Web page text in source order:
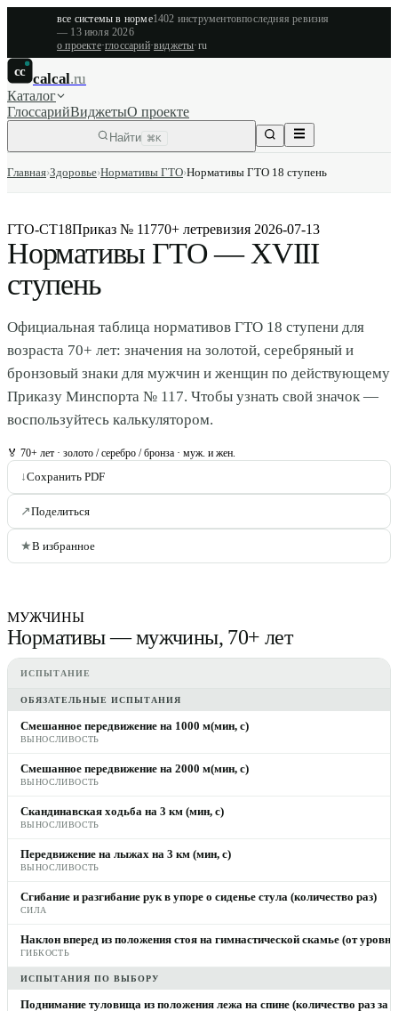
все системы в норме1402 инструментовпоследняя ревизия
— 13 июля 2026
о проекте·глоссарий·виджеты·ru
cc calcal.ru
Каталог
ГлоссарийВиджетыО проекте
Найти ⌘K
Главная›Здоровье›Нормативы ГТО›Нормативы ГТО 18 ступень
ГТО-СТ18Приказ № 11770+ летревизия 2026-07-13
Нормативы ГТО — XVIII
ступень
Официальная таблица нормативов ГТО 18 ступени для
возраста 70+ лет: значения на золотой, серебряный и
бронзовый знаки для мужчин и женщин по действующему
Приказу Минспорта № 117. Чтобы узнать свой значок —
воспользуйтесь калькулятором.
🏅 70+ лет · золото / серебро / бронза · муж. и жен.
↓Сохранить PDF
↗Поделиться
★В избранное
МУЖЧИНЫ
Нормативы — мужчины, 70+ лет
ИСПЫТАНИЕ
ОБЯЗАТЕЛЬНЫЕ ИСПЫТАНИЯ
Смешанное передвижение на 1000 м(мин, с)
ВЫНОСЛИВОСТЬ
Смешанное передвижение на 2000 м(мин, с)
ВЫНОСЛИВОСТЬ
Скандинавская ходьба на 3 км (мин, с)
ВЫНОСЛИВОСТЬ
Передвижение на лыжах на 3 км (мин, с)
ВЫНОСЛИВОСТЬ
Сгибание и разгибание рук в упоре о сиденье стула (количество раз)
СИЛА
Наклон вперед из положения стоя на гимнастической скамье (от
ГИБКОСТЬ
ИСПЫТАНИЯ ПО ВЫБОРУ
Поднимание туловища из положения лежа на спине (количество раз за